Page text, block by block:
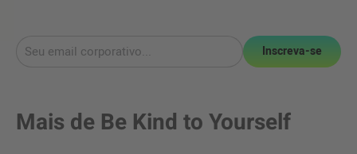
Inscreva-se
Mais de Be Kind to Yourself